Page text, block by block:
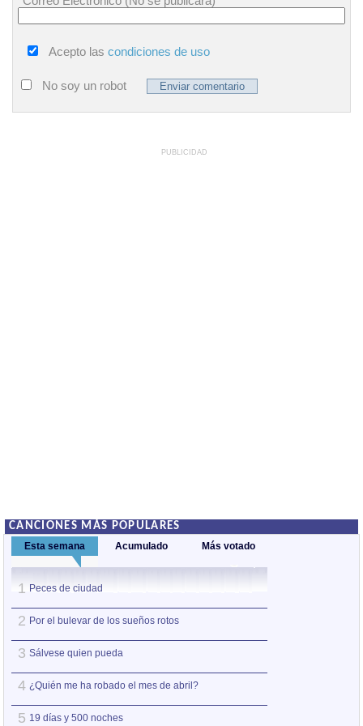
Acepto las condiciones de uso
No soy un robot
PUBLICIDAD
CANCIONES MÁS POPULARES
Esta semana Acumulado Más votado
1 Peces de ciudad
2 Por el bulevar de los sueños rotos
3 Sálvese quien pueda
4 ¿Quién me ha robado el mes de abril?
5 19 días y 500 noches